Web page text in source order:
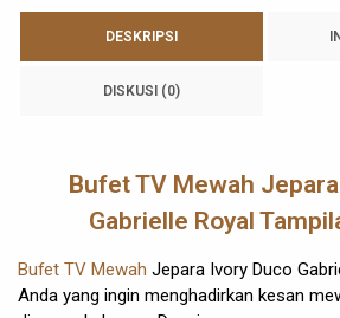
DESKRIPSI
DISKUSI (0)
Bufet TV Mewah
Gabrielle Royal
Bufet TV Mewah Jepara Ivory Duco
Anda yang ingin menghadirkan kesan